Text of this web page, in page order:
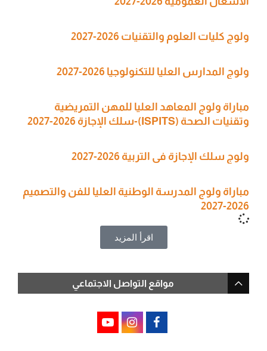
ولوج كليات العلوم والتقنيات 2026-2027
ولوج المدارس العليا للتكنولوجيا 2026-2027
مباراة ولوج المعاهد العليا للمهن التمريضية
وتقنيات الصحة (ISPITS)-سلك الإجازة 2026-2027
ولوج سلك الإجازة في التربية 2026-2027
مباراة ولوج المدرسة الوطنية العليا للفن والتصميم
2026-2027
اقرأ المزيد
مواقع التواصل الاجتماعي